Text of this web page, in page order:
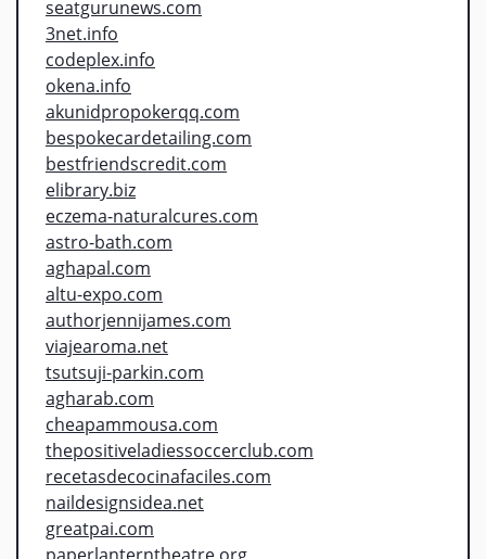
seatgurunews.com
3net.info
codeplex.info
okena.info
akunidpropokerqq.com
bespokecardetailing.com
bestfriendscredit.com
elibrary.biz
eczema-naturalcures.com
astro-bath.com
aghapal.com
altu-expo.com
authorjennijames.com
viajearoma.net
tsutsuji-parkin.com
agharab.com
cheapammousa.com
thepositiveladiessoccerclub.com
recetasdecocinafaciles.com
naildesignsidea.net
greatpai.com